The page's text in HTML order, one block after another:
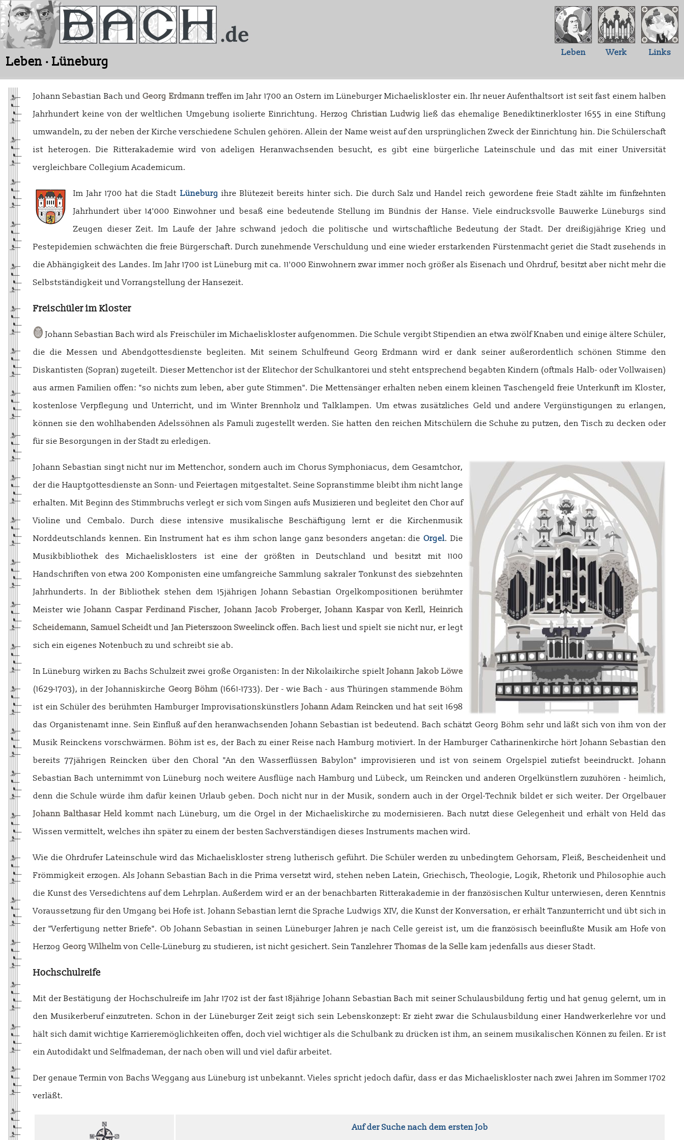
Leben · Lüneburg
Leben Werk Links
Johann Sebastian Bach undGeorg Erdmanntreffen im Jahr 1700 an Ostern im Lüneburger Michaeliskloster ein. Ihr neuer Aufenthaltsort ist seit fast einem halben
Jahrhundert keine von der weltlichen Umgebung isolierte Einrichtung. Herzog Christian Ludwig ließ das ehemalige Benediktinerkloster 1655 in eine Stiftung
umwandeln, zu der neben der Kirche verschiedene Schulen gehören. Allein der Name weist auf den ursprünglichen Zweck der Einrichtung hin. Die Schülerschaft
ist heterogen. Die Ritterakademie wird von adeligen Heranwachsenden besucht, es gibt eine bürgerliche Lateinschule und das mit einer Universität
vergleichbare Collegium Academicum.
Im Jahr 1700 hat die Stadt Lüneburg ihre Blütezeit bereits hinter sich. Die durch Salz und Handel reich gewordene freie Stadt zählte im fünfzehnten
Jahrhundert über 14'000 Einwohner und besaß eine bedeutende Stellung im Bündnis der Hanse. Viele eindrucksvolle Bauwerke Lüneburgs sind
Zeugen dieser Zeit. Im Laufe der Jahre schwand jedoch die politische und wirtschaftliche Bedeutung der Stadt. Der dreißigjährige Krieg und
Pestepidemien schwächten die freie Bürgerschaft. Durch zunehmende Verschuldung und eine wieder erstarkenden Fürstenmacht geriet die Stadt zusehends in
die Abhängigkeit des Landes. Im Jahr 1700 ist Lüneburg mit ca. 11'000 Einwohnern zwar immer noch größer als Eisenach und Ohrdruf, besitzt aber nicht mehr die
Selbstständigkeit und Vorrangstellung der Hansezeit.
Freischüler im Kloster
Johann Sebastian Bach wird als Freischüler im Michaeliskloster aufgenommen. Die Schule vergibt Stipendien an etwa zwölf Knaben und einige ältere Schüler,
die die Messen und Abendgottesdienste begleiten. Mit seinem Schulfreund Georg Erdmann wird er dank seiner außerordentlich schönen Stimme den
Diskantisten (Sopran) zugeteilt. Dieser Mettenchor ist der Elitechor der Schulkantorei und steht entsprechend begabten Kindern (oftmals Halb- oder Vollwaisen)
aus armen Familien offen: "so nichts zum leben, aber gute Stimmen". Die Mettensänger erhalten neben einem kleinen Taschengeld freie Unterkunft im Kloster,
kostenlose Verpflegung und Unterricht, und im Winter Brennholz und Talklampen. Um etwas zusätzliches Geld und andere Vergünstigungen zu erlangen,
können sie den wohlhabenden Adelssöhnen als Famuli zugestellt werden. Sie hatten den reichen Mitschülern die Schuhe zu putzen, den Tisch zu decken oder
für sie Besorgungen in der Stadt zu erledigen.
Johann Sebastian singt nicht nur im Mettenchor, sondern auch im Chorus Symphoniacus, dem Gesamtchor,
der die Hauptgottesdienste an Sonn- und Feiertagen mitgestaltet. Seine Sopranstimme bleibt ihm nicht lange
erhalten. Mit Beginn des Stimmbruchs verlegt er sich vom Singen aufs Musizieren und begleitet den Chor auf
Violine und Cembalo. Durch diese intensive musikalische Beschäftigung lernt er die Kirchenmusik
Norddeutschlands kennen. Ein Instrument hat es ihm schon lange ganz besonders angetan: dieOrgel. Die
Musikbibliothek des Michaelisklosters ist eine der größten in Deutschland und besitzt mit 1100
Handschriften von etwa 200 Komponisten eine umfangreiche Sammlung sakraler Tonkunst des siebzehnten
Jahrhunderts. In der Bibliothek stehen dem 15jährigen Johann Sebastian Orgelkompositionen berühmter
Meister wieJohann Caspar Ferdinand Fischer,Johann Jacob Froberger,Johann Kaspar von Kerll,Heinrich
Scheidemann,Samuel ScheidtundJan Pieterszoon Sweelinckoffen. Bach liest und spielt sie nicht nur, er legt
sich ein eigenes Notenbuch zu und schreibt sie ab.
In Lüneburg wirken zu Bachs Schulzeit zwei große Organisten: In der Nikolaikirche spieltJohann Jakob Löwe
(1629-1703), in der Johanniskirche Georg Böhm(1661-1733). Der - wie Bach - aus Thüringen stammende Böhm
ist ein Schüler des berühmten Hamburger ImprovisationskünstlersJohann Adam Reinckenund hat seit 1698
das Organistenamt inne. Sein Einfluß auf den heranwachsenden Johann Sebastian ist bedeutend. Bach schätzt Georg Böhm sehr und läßt sich von ihm von der
Musik Reinckens vorschwärmen. Böhm ist es, der Bach zu einer Reise nach Hamburg motiviert. In der Hamburger Catharinenkirche hört Johann Sebastian den
bereits 77jährigen Reincken über den Choral "An den Wasserflüssen Babylon" improvisieren und ist von seinem Orgelspiel zutiefst beeindruckt. Johann
Sebastian Bach unternimmt von Lüneburg noch weitere Ausflüge nach Hamburg und Lübeck, um Reincken und anderen Orgelkünstlern zuzuhören - heimlich,
denn die Schule würde ihm dafür keinen Urlaub geben. Doch nicht nur in der Musik, sondern auch in der Orgel-Technik bildet er sich weiter. Der Orgelbauer
Johann Balthasar Held kommt nach Lüneburg, um die Orgel in der Michaeliskirche zu modernisieren. Bach nutzt diese Gelegenheit und erhält von Held das
Wissen vermittelt, welches ihn später zu einem der besten Sachverständigen dieses Instruments machen wird.
Wie die Ohrdrufer Lateinschule wird das Michaeliskloster streng lutherisch geführt. Die Schüler werden zu unbedingtem Gehorsam, Fleiß, Bescheidenheit und
Frömmigkeit erzogen. Als Johann Sebastian Bach in die Prima versetzt wird, stehen neben Latein, Griechisch, Theologie, Logik, Rhetorik und Philosophie auch
die Kunst des Versedichtens auf dem Lehrplan. Außerdem wird er an der benachbarten Ritterakademie in der französischen Kultur unterwiesen, deren Kenntnis
Voraussetzung für den Umgang bei Hofe ist. Johann Sebastian lernt die Sprache Ludwigs XIV, die Kunst der Konversation, er erhält Tanzunterricht und übt sich in
der "Verfertigung netter Briefe". Ob Johann Sebastian in seinen Lüneburger Jahren je nach Celle gereist ist, um die französisch beeinflußte Musik am Hofe von
Herzog Georg Wilhelmvon Celle-Lüneburg zu studieren, ist nicht gesichert. Sein Tanzlehrer Thomas de la Selle kam jedenfalls aus dieser Stadt.
Hochschulreife
Mit der Bestätigung der Hochschulreife im Jahr 1702 ist der fast 18jährige Johann Sebastian Bach mit seiner Schulausbildung fertig und hat genug gelernt, um in
den Musikerberuf einzutreten. Schon in der Lüneburger Zeit zeigt sich sein Lebenskonzept: Er zieht zwar die Schulausbildung einer Handwerkerlehre vor und
hält sich damit wichtige Karrieremöglichkeiten offen, doch viel wichtiger als die Schulbank zu drücken ist ihm, an seinem musikalischen Können zu feilen. Er ist
ein Autodidakt und Selfmademan, der nach oben will und viel dafür arbeitet.
Der genaue Termin von Bachs Weggang aus Lüneburg ist unbekannt. Vieles spricht jedoch dafür, dass er das Michaeliskloster nach zwei Jahren im Sommer 1702
verläßt.
Auf der Suche nach dem ersten Job